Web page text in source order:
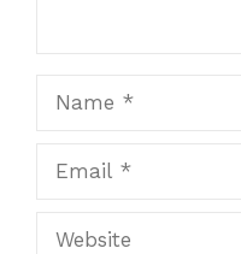
Website